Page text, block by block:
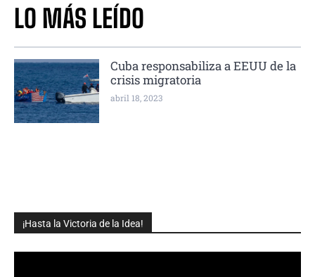
¡Hasta la Victoria de la Idea!
LO MÁS LEÍDO
Cuba responsabiliza a EEUU de la
crisis migratoria
abril 18, 2023